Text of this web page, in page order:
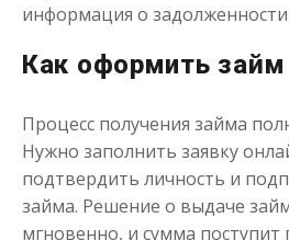
Переведём в долг
информация о
Как оформить займ
Процесс получения займа
Нужно заполнить заявку
подтвердить личность и
займа. Решение о выдаче
мгновенно, и сумма поступит